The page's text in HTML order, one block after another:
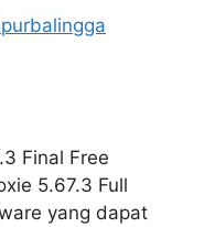
Final Free
5.67.3 Full
yang dapat